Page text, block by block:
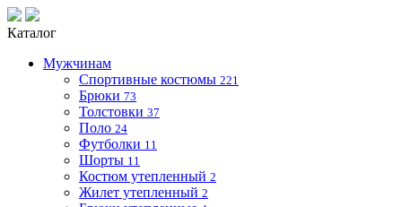
Каталог
Мужчинам
Спортивные костюмы 221
Брюки 73
Толстовки 37
Поло 24
Футболки 11
Шорты 11
Костюм утепленный 2
Жилет утепленный 2